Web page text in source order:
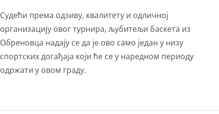
Судећи према одзиву, квалитету и одличној
организацију овог турнира, љубитељи баскета из
Обреновца надају се да је ово само један у низу
спортских догађаја који ће се у наредном периоду
одржати у овом граду.